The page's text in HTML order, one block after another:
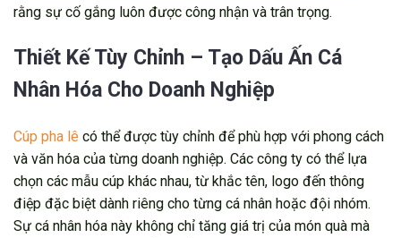
rằng sự cố gắng luôn được công nhận và trân trọng.
Thiết Kế Tùy Chỉnh – Tạo Dấu Ấn Cá
Nhân Hóa Cho Doanh Nghiệp
Cúp pha lê có thể được tùy chỉnh để phù hợp với phong cách
và văn hóa của từng doanh nghiệp. Các công ty có thể lựa
chọn các mẫu cúp khác nhau, từ khắc tên, logo đến thông
điệp đặc biệt dành riêng cho từng cá nhân hoặc đội nhóm.
Sự cá nhân hóa này không chỉ tăng giá trị của món quà mà